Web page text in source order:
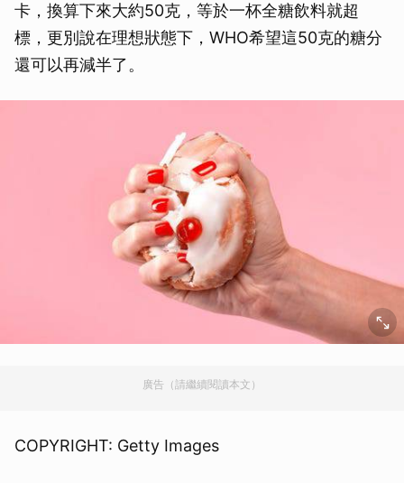
卡，換算下來大約50克，等於一杯全糖飲料就超
標，更別說在理想狀態下，WHO希望這50克的糖分
還可以再減半了。
廣告（請繼續閱讀本文）
COPYRIGHT: Getty Images